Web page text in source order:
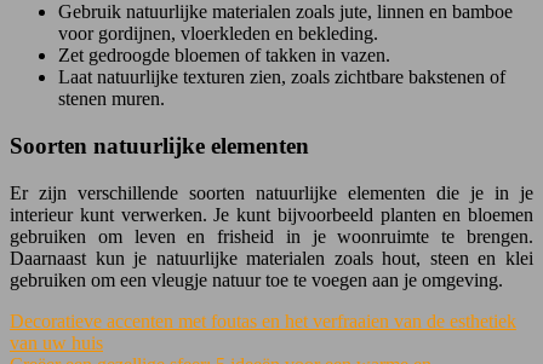
Gebruik natuurlijke materialen zoals jute, linnen en bamboe
voor gordijnen, vloerkleden en bekleding.
Zet gedroogde bloemen of takken in vazen.
Laat natuurlijke texturen zien, zoals zichtbare bakstenen of
stenen muren.
Soorten natuurlijke elementen
Er zijn verschillende soorten natuurlijke elementen die je in je
interieur kunt verwerken. Je kunt bijvoorbeeld planten en bloemen
gebruiken om leven en frisheid in je woonruimte te brengen.
Daarnaast kun je natuurlijke materialen zoals hout, steen en klei
gebruiken om een vleugje natuur toe te voegen aan je omgeving.
Decoratieve accenten met foutas en het verfraaien van de esthetiek
van uw huis